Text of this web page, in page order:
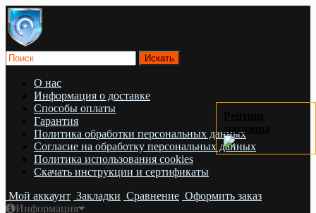
О нас
Информация о доставке
Cпособы оплаты
Гарантия
Политика обработки персональных данных
Согласие на обработку персональных данных
Политика использования cookies
Скачать инструкции и сертификаты
Мой аккаунт Закладки Сравнение Оформить заказ
Информация